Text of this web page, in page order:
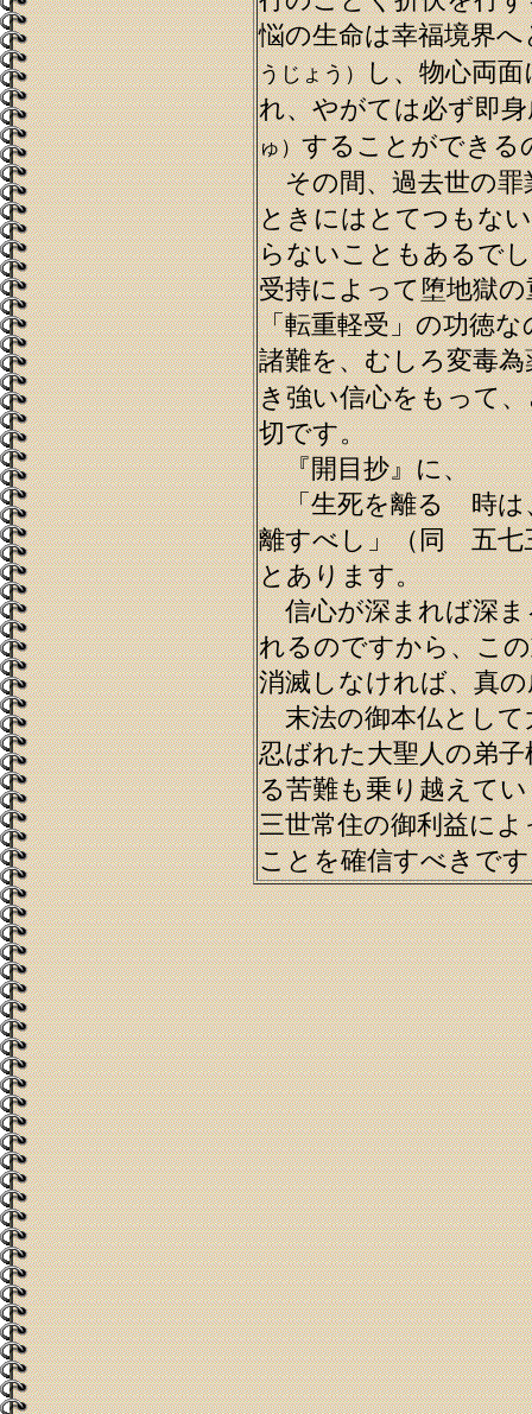
悩の生命は幸福境界
うじょう）し、物心両
れ、やがては必ず即
ゅ）することができる
その間、過去世の罪
ときにはとてつもな
らないこともあるで
受持によって堕地獄
「転重軽受」の功徳
諸難を、むしろ変毒為
き強い信心をもって
切です。
『開目抄』に、
「生死を離るゝ時は
離すべし」（同 五七
とあります。
信心が深まれば深ま
れるのですから、こ
消滅しなければ、真
末法の御本仏として
忍ばれた大聖人の弟
る苦難も乗り越えて
三世常住の御利益に
ことを確信すべきで